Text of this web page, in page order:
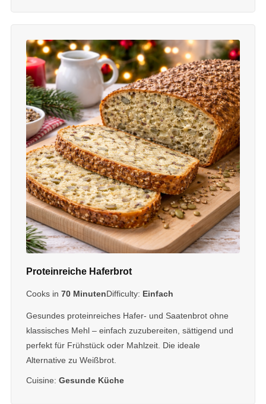
Proteinreiche Haferbrot
Cooks in 70 MinutenDifficulty: Einfach
Gesundes proteinreiches Hafer- und Saatenbrot ohne
klassisches Mehl – einfach zuzubereiten, sättigend und
perfekt für Frühstück oder Mahlzeit. Die ideale
Alternative zu Weißbrot.
Cuisine: Gesunde Küche